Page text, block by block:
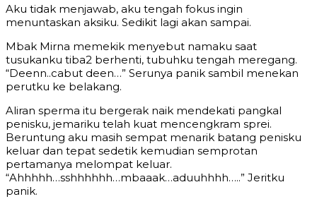
Aku tidak menjawab, aku tengah fokus ingin
menuntaskan aksiku. Sedikit lagi akan sampai.
Mbak Mirna memekik menyebut namaku saat
tusukanku tiba2 berhenti, tubuhku tengah meregang.
“Deenn..cabut deen…” Serunya panik sambil menekan
perutku ke belakang.
Aliran sperma itu bergerak naik mendekati pangkal
penisku, jemariku telah kuat mencengkram sprei.
Beruntung aku masih sempat menarik batang penisku
keluar dan tepat sedetik kemudian semprotan
pertamanya melompat keluar.
“Ahhhhh…sshhhhhh…mbaaak…aduuhhhh…..” Jeritku
panik.